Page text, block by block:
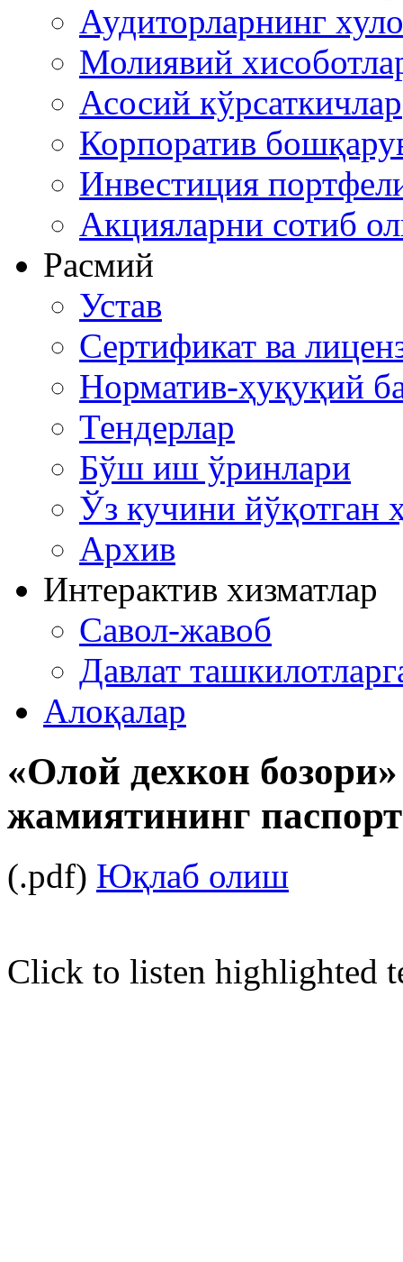
Аудиторларнинг
Молиявий
Асосий кўрсаткичлар
Корпоратив
Инвестиция
Акцияларни сотиб
Расмий
Устав
Сертификат ва
Норматив-ҳуқуқий
Тендерлар
Бўш иш ўринлари
Ўз кучини йўқотган
Архив
Интерактив хизматлар
Савол-жавоб
Давлат
Алоқалар
«Олой дехкон
жамиятининг
(.pdf) Юқлаб олиш
Click to listen highlighted